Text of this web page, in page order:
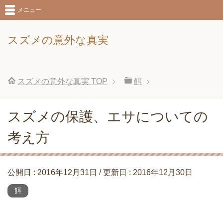
スズメの意外な真実
メニュー
スズメの意外な真実 TOP 餌
スズメの保護、エサについての
考え方
公開日 : 2016年12月31日 / 更新日 : 2016年12月30日
餌